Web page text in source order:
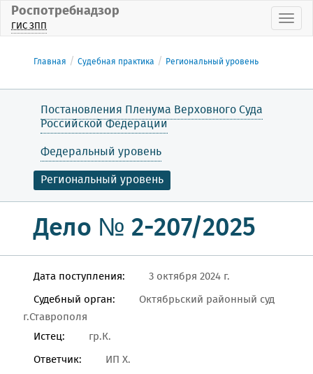
Роспотребнадзор
ГИС ЗПП
Главная Судебная практика Региональный уровень
Постановления Пленума Верховного Суда
Российской Федерации
Федеральный уровень
Региональный уровень
Дело № 2-207/2025
Дата поступления:
3 октября 2024 г.
Судебный орган:
Октябрьский районный суд
г.Ставрополя
Истец:
гр.К.
Ответчик:
ИП Х.